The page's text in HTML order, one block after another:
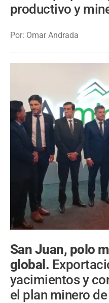
productivo y
Por: Omar Andrada
San Juan, polo
global.
yacimientos y
el plan minero